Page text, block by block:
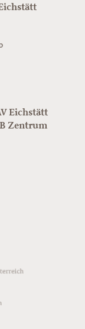
Eichstätt
Zentrum